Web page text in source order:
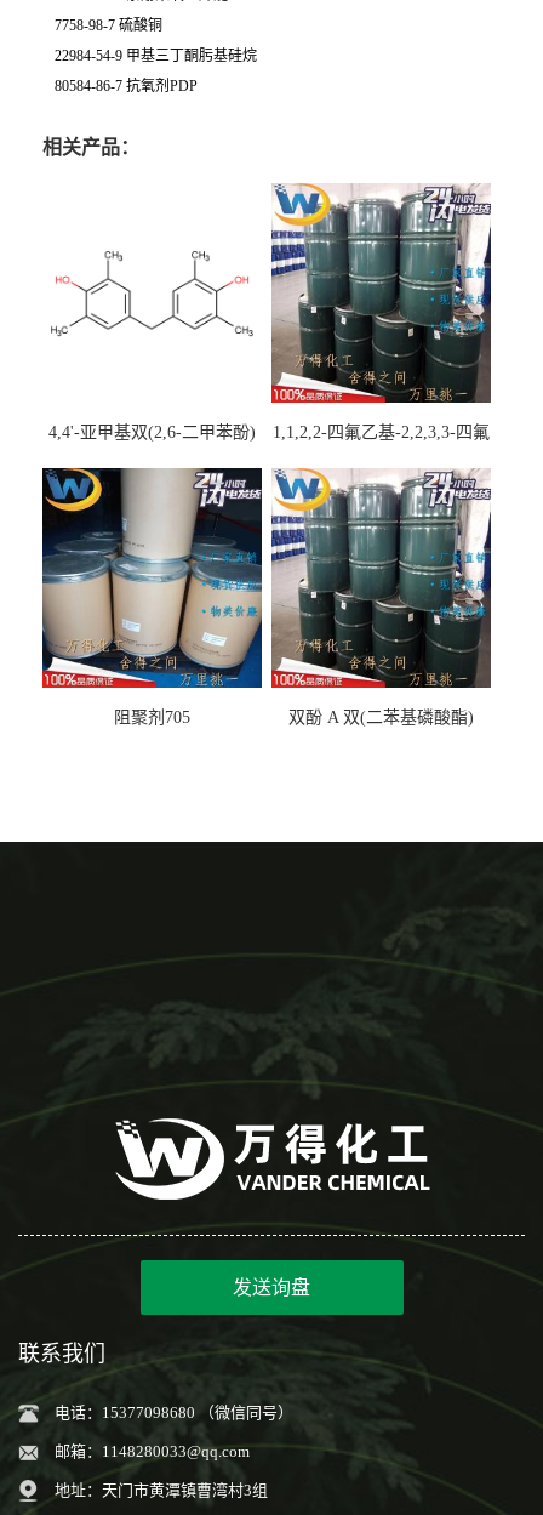
7758-98-7 硫酸铜
22984-54-9 甲基三丁酮肟基硅烷
80584-86-7 抗氧剂PDP
相关产品：
4,4'-亚甲基双(2,6-二甲苯酚)
1,1,2,2-四氟乙基-2,2,3,3-四氟
阻聚剂705 双酚 A 双(二苯基磷酸酯)
发送询盘
联系我们
电话：15377098680 （微信同号）
邮箱： 1148280033@qq.com
地址：天门市黄潭镇曹湾村3组